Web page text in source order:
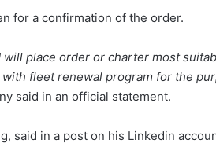
for a confirmation of the order.
place order or charter most
fleet renewal program for the
said in an official statement.
said in a post on his Linkedin